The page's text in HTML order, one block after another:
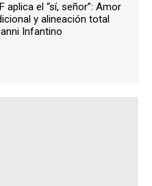
aplica el “sí, señor”: Amor
y alineación total
Infantino